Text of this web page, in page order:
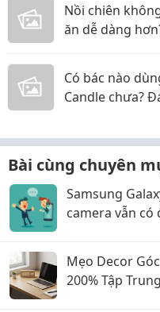
Nồi chiên
ăn dễ dàng
Có bác nào
Candle chưa?
Bài cùng chuyên
Samsung
camera vẫn có
Mẹo Decor
200% Tập